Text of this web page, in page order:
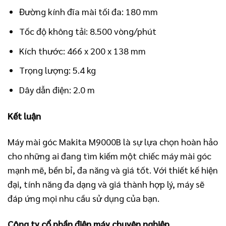
Đường kính đĩa mài tối đa: 180 mm
Tốc độ không tải: 8.500 vòng/phút
Kích thước: 466 x 200 x 138 mm
Trọng lượng: 5.4 kg
Dây dẫn điện: 2.0 m
Kết luận
Máy mài góc Makita M9000B là sự lựa chọn hoàn hảo
cho những ai đang tìm kiếm một chiếc máy mài góc
mạnh mẽ, bền bỉ, đa năng và giá tốt. Với thiết kế hiện
đại, tính năng đa dạng và giá thành hợp lý, máy sẽ
đáp ứng mọi nhu cầu sử dụng của bạn.